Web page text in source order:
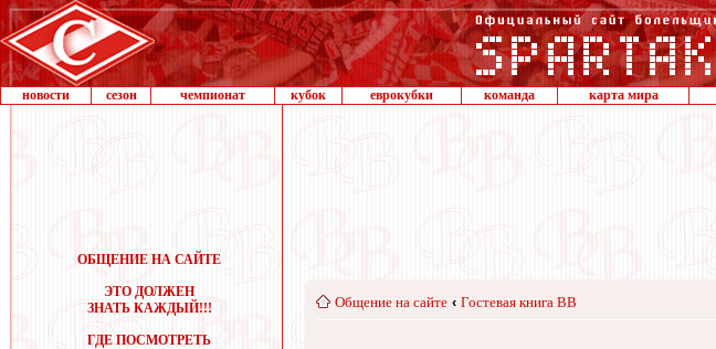
новости сезон чемпионат кубок еврокубки команда карта мира
ОБЩЕНИЕ НА САЙТЕ
ЭТО ДОЛЖЕН
ЗНАТЬ КАЖДЫЙ!!!
ГДЕ ПОСМОТРЕТЬ
Общение на сайте ‹ Гостевая книга ВВ